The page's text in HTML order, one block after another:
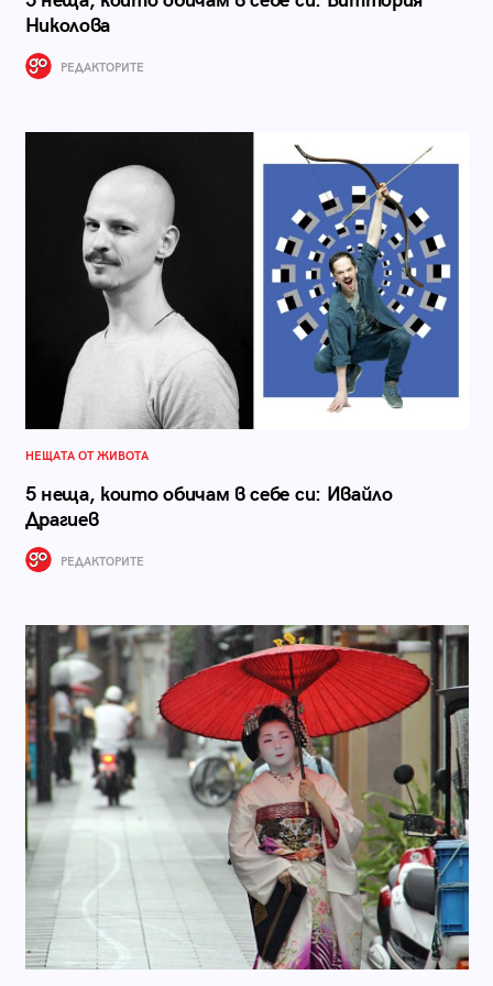
Николова
РЕДАКТОРИТЕ
НЕЩАТА ОТ ЖИВОТА
5 неща, които обичам в себе си: Ивайло
Драгиев
РЕДАКТОРИТЕ